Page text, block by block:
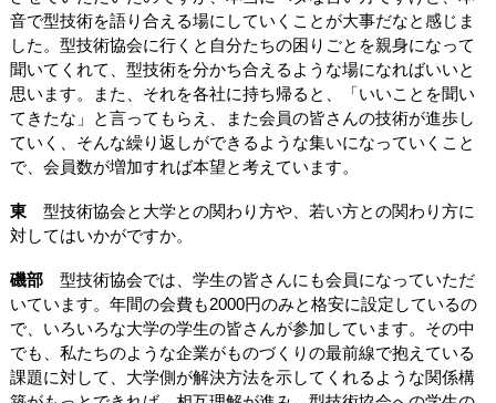
音で型技術を語り合える場にしていくことが大事だなと感じま
した。型技術協会に行くと自分たちの困りごとを親身になって
聞いてくれて、型技術を分かち合えるような場になればいいと
思います。また、それを各社に持ち帰ると、「いいことを聞い
てきたな」と言ってもらえ、また会員の皆さんの技術が進歩し
ていく、そんな繰り返しができるような集いになっていくこと
で、会員数が増加すれば本望と考えています。
東型技術協会と大学との関わり方や、若い方との関わり方に
対してはいかがですか。
磯部型技術協会では、学生の皆さんにも会員になっていただ
いています。年間の会費も2000円のみと格安に設定しているの
で、いろいろな大学の学生の皆さんが参加しています。その中
でも、私たちのような企業がものづくりの最前線で抱えている
課題に対して、大学側が解決方法を示してくれるような関係構